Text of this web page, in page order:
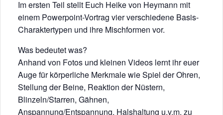
Im ersten Teil stellt Euch Heike von Heymann mit
einem Powerpoint-Vortrag vier verschiedene Basis-
Charaktertypen und ihre Mischformen vor.
Was bedeutet was?
Anhand von Fotos und kleinen Videos lernt ihr euer
Auge für körperliche Merkmale wie Spiel der Ohren,
Stellung der Beine, Reaktion der Nüstern,
Blinzeln/Starren, Gähnen,
Anspannung/Entspannung, Halshaltung u.v.m. zu